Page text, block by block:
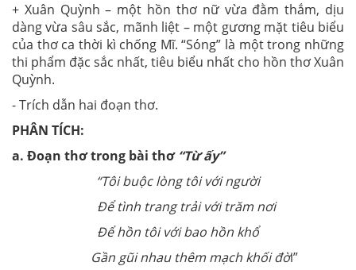
+ Xuân Quỳnh – một hồn thơ nữ vừa đằm thắm, dịu
dàng vừa sâu sắc, mãnh liệt – một gương mặt tiêu biểu
của thơ ca thời kì chống Mĩ. “Sóng” là một trong những
thi phẩm đặc sắc nhất, tiêu biểu nhất cho hồn thơ Xuân
Quỳnh.
- Trích dẫn hai đoạn thơ.
PHÂN TÍCH:
a. Đoạn thơ trong bài thơ “Từ ấy”
“Tôi buộc lòng tôi với người
Để tình trang trải với trăm nơi
Để hồn tôi với bao hồn khổ
Gần gũi nhau thêm mạch khối đời”